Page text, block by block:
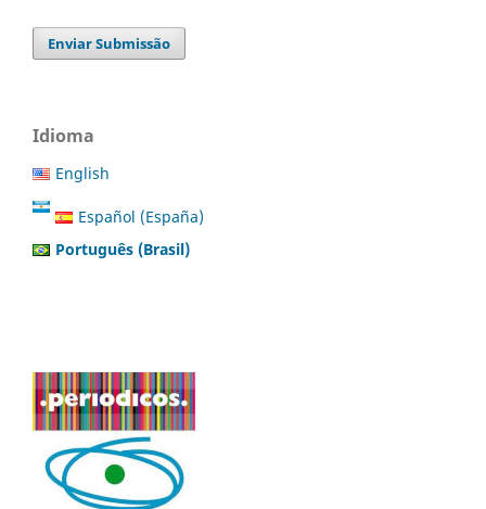
Enviar Submissão
Idioma
English
Español (España)
Português (Brasil)